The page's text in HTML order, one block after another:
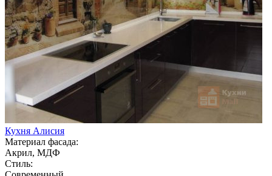
Кухня Алисия
Материал фасада:
Акрил, МДФ
Стиль: